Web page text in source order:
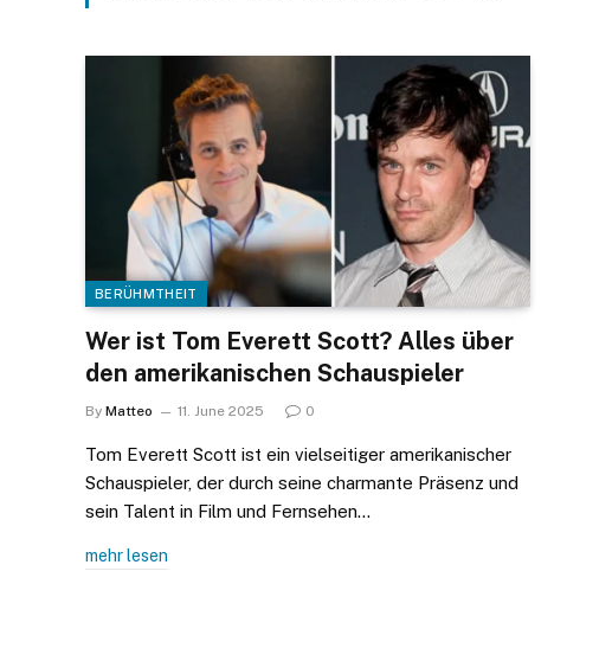
BERÜHMTHEIT
Wer ist Tom Everett Scott? Alles über
den amerikanischen Schauspieler
By Matteo 11. June 2025 0
Tom Everett Scott ist ein vielseitiger amerikanischer
Schauspieler, der durch seine charmante Präsenz und
sein Talent in Film und Fernsehen…
mehr lesen